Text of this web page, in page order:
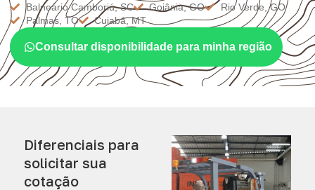
Balneário Camboriú, SC
Goiânia, GO
Rio Verde, GO
Palmas, TO
Cuiabá, MT
Consultar disponibilidade para minha região
Diferenciais para
solicitar sua
cotação